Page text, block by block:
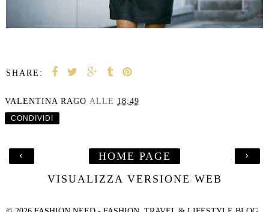
SHARE:
VALENTINA RAGO ALLE 18:49
CONDIVIDI
‹ ›
HOME PAGE
VISUALIZZA VERSIONE WEB